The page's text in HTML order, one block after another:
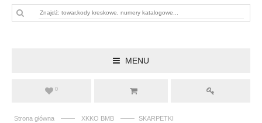
MENU
0
Strona główna —— XKKO BMB —— SKARPETKI